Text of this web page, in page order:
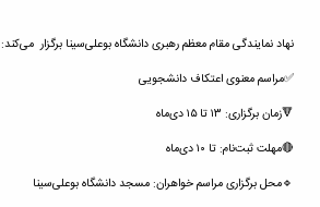
پشتیبانی
فرهنگی
اجتماعی
نهاد نمایندگی مقام معظم رهبری دانشگاه بوعلی‌سینا برگزار می‌کند:
✅مراسم معنوی اعتکاف دانشجویی
🔻زمان برگزاری: ۱۳ تا ۱۵ دی‌ماه
🔴مهلت ثبت‌نام: تا ۱۰ دی‌ماه
🔹محل برگزاری مراسم خواهران: مسجد دانشگاه بوعلی‌سینا